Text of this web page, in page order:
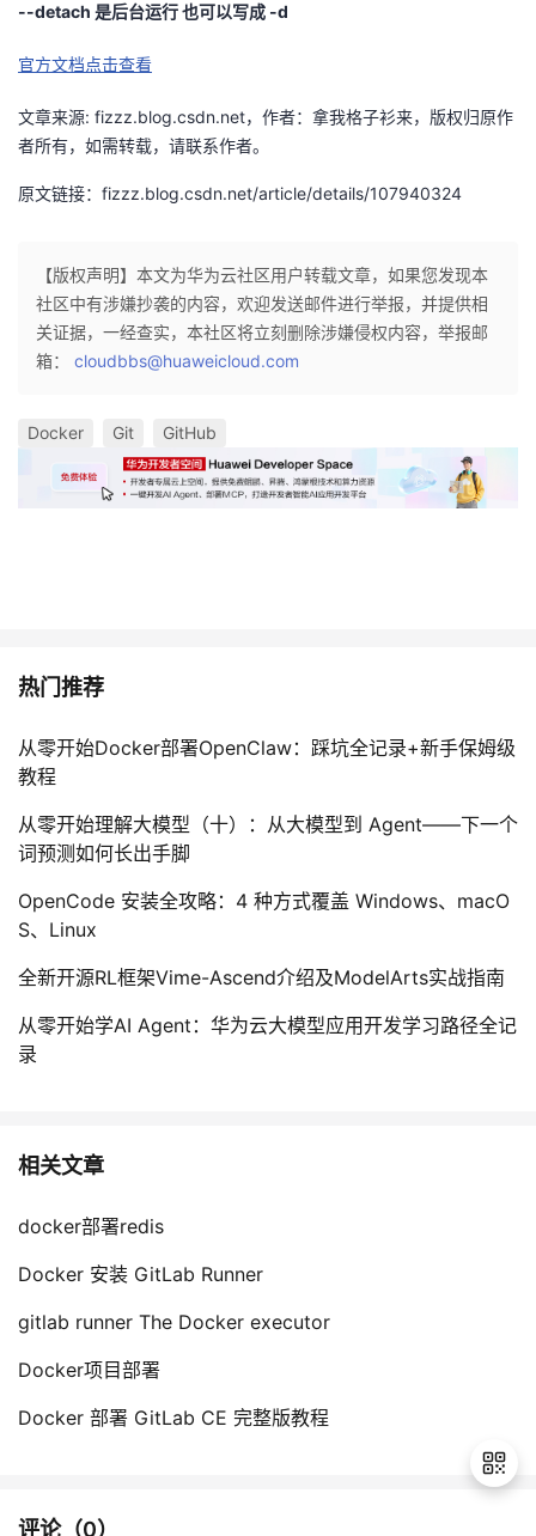
--detach 是后台运行 也可以写成 -d
官方文档点击查看
文章来源: fizzz.blog.csdn.net，作者：拿我格子衫来，版权归原作
者所有，如需转载，请联系作者。
原文链接：fizzz.blog.csdn.net/article/details/107940324
【版权声明】本文为华为云社区用户转载文章，如果您发现本
社区中有涉嫌抄袭的内容，欢迎发送邮件进行举报，并提供相
关证据，一经查实，本社区将立刻删除涉嫌侵权内容，举报邮
箱： cloudbbs@huaweicloud.com
Docker Git GitHub
热门推荐
从零开始Docker部署OpenClaw：踩坑全记录+新手保姆级
教程
从零开始理解大模型（十）：从大模型到 Agent——下一个
词预测如何长出手脚
OpenCode 安装全攻略：4 种方式覆盖 Windows、macO
S、Linux
全新开源RL框架Vime-Ascend介绍及ModelArts实战指南
从零开始学AI Agent：华为云大模型应用开发学习路径全记
录
相关文章
docker部署redis
Docker 安装 GitLab Runner
gitlab runner The Docker executor
Docker项目部署
Docker 部署 GitLab CE 完整版教程
评论（0）